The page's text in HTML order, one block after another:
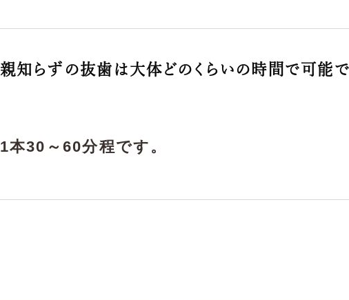
親知らずの抜歯は大体どのくらいの時間で可能
1本30～60分程です。